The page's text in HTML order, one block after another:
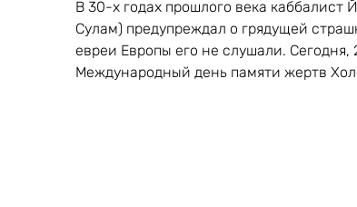
В 30-х годах прошлого века каббалист
Сулам) предупреждал о грядущей
евреи Европы его не слушали. Сегодня,
Международный день памяти жертв